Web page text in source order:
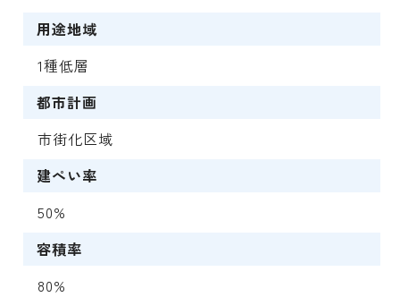
用途地域
1種低層
都市計画
市街化区域
建ぺい率
50%
容積率
80%